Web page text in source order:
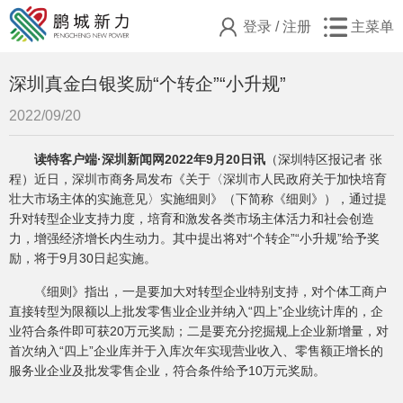
登录 /注册 主菜单
深圳真金白银奖励“个转企”“小升规”
2022/09/20
读特客户端·深圳新闻网2022年9月20日讯 （深圳特区报记者 张
程） 近日，深圳市商务局发布《关于〈深圳市人民政府关于加快培育
壮大市场主体的实施意见〉实施细则》（下简称《细则》），通过提
升对转型企业支持力度，培育和激发各类市场主体活力和社会创造
力，增强经济增长内生动力。其中提出将对“个转企”“小升规”给予奖
励，将于9月30日起实施。
《细则》指出，一是要加大对转型企业特别支持，对个体工商户
直接转型为限额以上批发零售业企业并纳入“四上”企业统计库的，企
业符合条件即可获20万元奖励；二是要充分挖掘规上企业新增量，对
首次纳入“四上”企业库并于入库次年实现营业收入、零售额正增长的
服务业企业及批发零售企业，符合条件给予10万元奖励。